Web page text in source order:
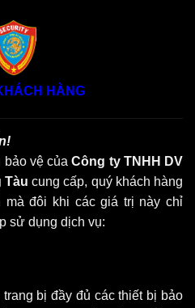
HÀNG
vệ củaCông ty TNHH DV
Tàu cung cấp, quý khách hàng
đôi khi các giá trị này chỉ
sử dụng dịch vụ:
bị đầy đủ các thiết bị bảo